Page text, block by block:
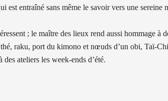
entraîné sans même le savoir vers une sereine
; le maître des lieux rend aussi hommage à
raku, port du kimono et nœuds d’un obi, Taï-
ateliers les week-ends d’été.